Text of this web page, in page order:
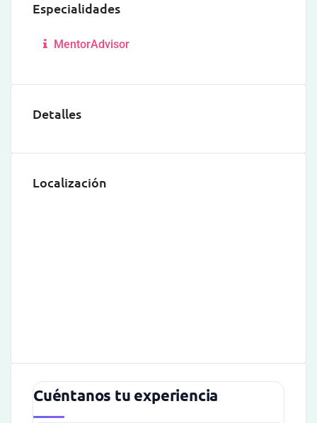
Especialidades
MentorAdvisor
Detalles
Localización
Cuéntanos tu experiencia